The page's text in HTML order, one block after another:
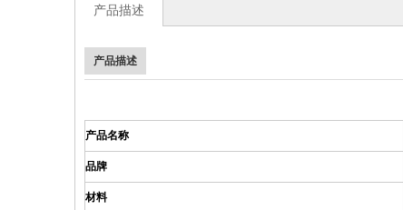
产品描述
产品描述
产品名称
品牌
材料